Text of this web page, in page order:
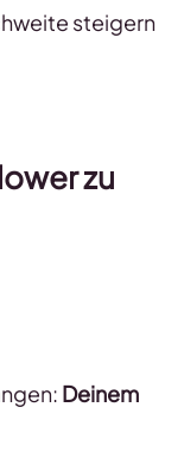
steigern
zu
Deinem